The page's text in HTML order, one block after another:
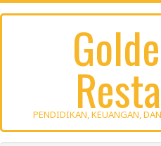
Skip
PENDIDIKAN, KEUANGAN,